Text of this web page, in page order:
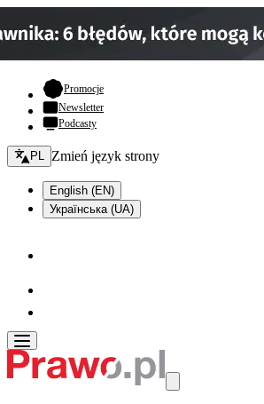
Promocje- otwiera się w nowej karcie
Newsletter
Podcasty
Zmień język - bieżący:
PL Zmień język strony
English (EN)
Українська (UA)